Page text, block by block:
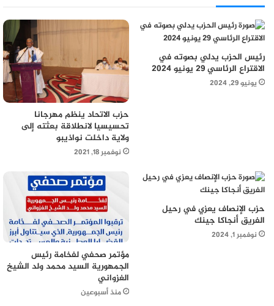
رئيس الحزب يدلي بصوته في
الاقتراع الرئاسي 29 يونيو 2024
يونيو 29, 2024
حزب الاتحاد ينظم مهرجانا
تحسيسيا لانطلاقة بعثته إلى
ولاية داخلت نواذيبو
نوفمبر 18, 2021
حزب الإنصاف يعزي في رحيل
الفريق أنجاكا جينك
نوفمبر 1, 2024
مؤتمر صحفي لفخامة رئيس
الجمهورية السيد محمد ولد الشيخ
الغزواني
منذ أسبوعين